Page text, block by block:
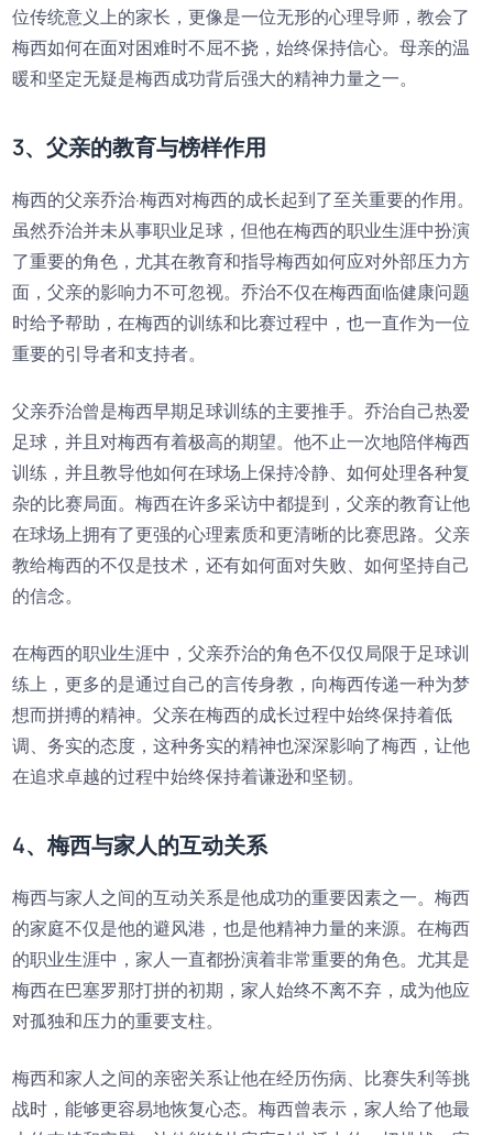
位传统意义上的家长，更像是一位无形的心理导师，教会了
梅西如何在面对困难时不屈不挠，始终保持信心。母亲的温
暖和坚定无疑是梅西成功背后强大的精神力量之一。
3、父亲的教育与榜样作用
梅西的父亲乔治·梅西对梅西的成长起到了至关重要的作用。
虽然乔治并未从事职业足球，但他在梅西的职业生涯中扮演
了重要的角色，尤其在教育和指导梅西如何应对外部压力方
面，父亲的影响力不可忽视。乔治不仅在梅西面临健康问题
时给予帮助，在梅西的训练和比赛过程中，也一直作为一位
重要的引导者和支持者。
父亲乔治曾是梅西早期足球训练的主要推手。乔治自己热爱
足球，并且对梅西有着极高的期望。他不止一次地陪伴梅西
训练，并且教导他如何在球场上保持冷静、如何处理各种复
杂的比赛局面。梅西在许多采访中都提到，父亲的教育让他
在球场上拥有了更强的心理素质和更清晰的比赛思路。父亲
教给梅西的不仅是技术，还有如何面对失败、如何坚持自己
的信念。
在梅西的职业生涯中，父亲乔治的角色不仅仅局限于足球训
练上，更多的是通过自己的言传身教，向梅西传递一种为梦
想而拼搏的精神。父亲在梅西的成长过程中始终保持着低
调、务实的态度，这种务实的精神也深深影响了梅西，让他
在追求卓越的过程中始终保持着谦逊和坚韧。
4、梅西与家人的互动关系
梅西与家人之间的互动关系是他成功的重要因素之一。梅西
的家庭不仅是他的避风港，也是他精神力量的来源。在梅西
的职业生涯中，家人一直都扮演着非常重要的角色。尤其是
梅西在巴塞罗那打拼的初期，家人始终不离不弃，成为他应
对孤独和压力的重要支柱。
梅西和家人之间的亲密关系让他在经历伤病、比赛失利等挑
战时，能够更容易地恢复心态。梅西曾表示，家人给了他最